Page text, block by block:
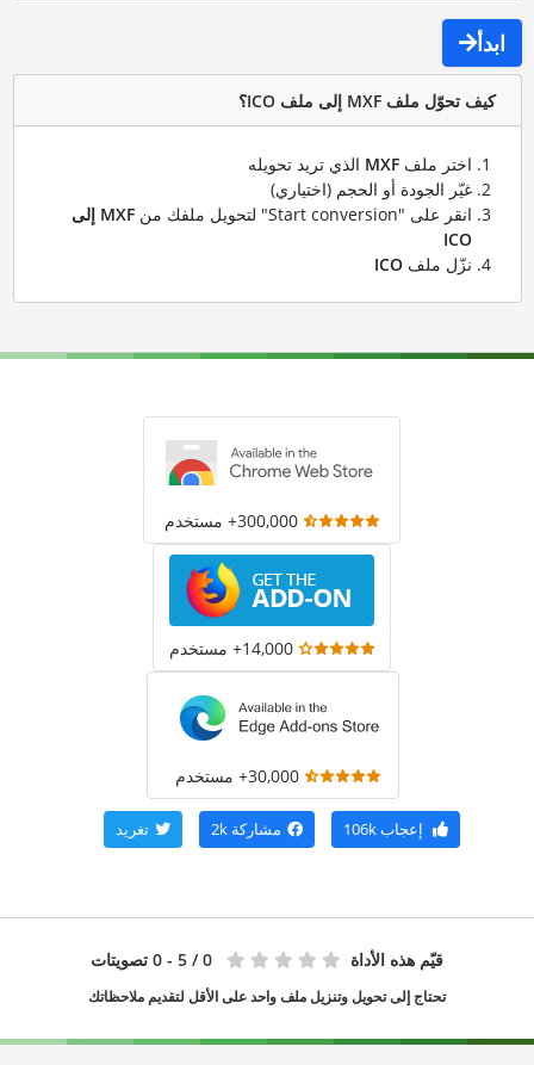
ابدأ
كيف تحوّل ملف MXF إلى ملف ICO؟
اختر ملف MXFالذي تريد تحويله
غيّر الجودة أو الحجم (اختياري)
انقر على "Start conversion" لتحويل ملفك من
MXF إلى
ICO
نزّل ملف ICO
300,000+ مستخدم
14,000+ مستخدم
30,000+ مستخدم
إعجاب106k مشاركة 2k تغريد
قيّم هذه الأداة 0 / 5 - 0 تصويتات
تحتاج إلى تحويل وتنزيل ملف واحد على الأقل لتقديم ملاحظاتك